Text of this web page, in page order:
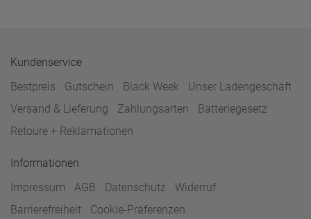
Kundenservice
Bestpreis
Gutschein Black Week
Unser Ladengeschäft
Versand & Lieferung
Zahlungsarten
Batteriegesetz
Retoure + Reklamationen
Informationen
Impressum
AGB Datenschutz
Widerruf
Barrierefreiheit
Cookie-Präferenzen